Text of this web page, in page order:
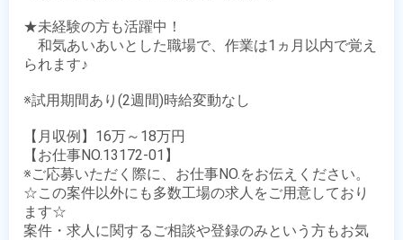
★未経験の方も活躍中！
和気あいあいとした職場で、作業は1ヵ月以内で覚え
られます♪
※試用期間あり(2週間)時給変動なし
【月収例】16万～18万円
【お仕事NO.13172-01】
※ご応募いただく際に、お仕事NO.をお伝えください。
☆この案件以外にも多数工場の求人をご用意しており
ます☆
案件・求人に関するご相談や登録のみという方もお気